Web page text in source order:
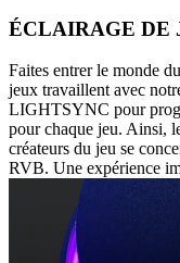
ÉCLAIRAGE DE
Faites entrer le monde
jeux travaillent avec
LIGHTSYNC pour
pour chaque jeu. Ainsi,
créateurs du jeu se
RVB. Une expérience